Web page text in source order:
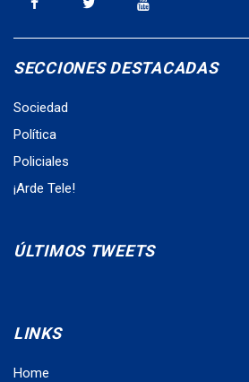
SECCIONES DESTACADAS
Sociedad
Política
Policiales
¡Arde Tele!
ÚLTIMOS TWEETS
LINKS
Home